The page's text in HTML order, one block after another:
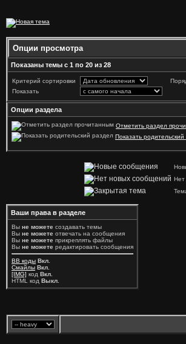
Опции просмотра
Показаны темы с 1 по 20 из 28
Критерий сортировки
Показать
Опции раздела
Отметить раздел
Показать
Нет
Ваши права в разделе
Вы не можете создавать темы
Вы не можете отвечать на сообщения
Вы не можете прикреплять файлы
Вы не можете редактировать сообщения
BB коды Вкл.
Смайлы Вкл.
[IMG] код Вкл.
HTML код Выкл.